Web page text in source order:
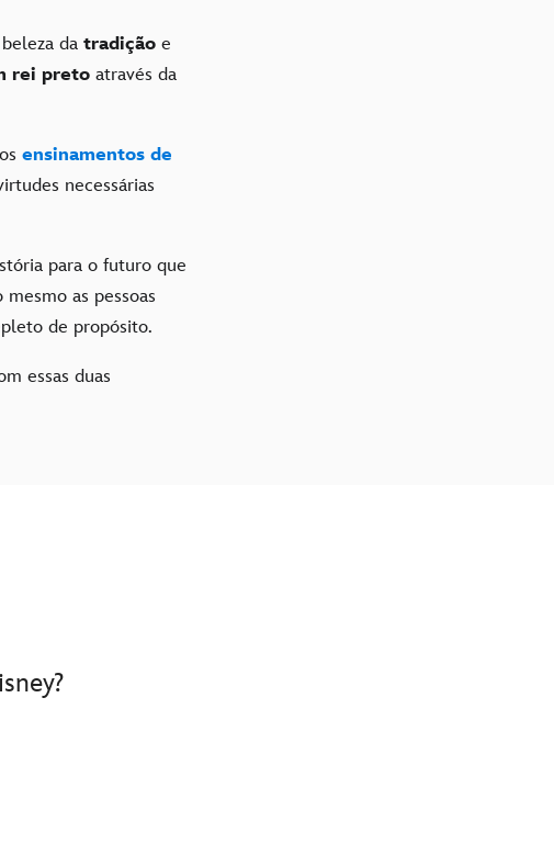
da tradição e
rei preto através da
ensinamentos de
necessárias
para o futuro que
as pessoas
de propósito.
essas duas